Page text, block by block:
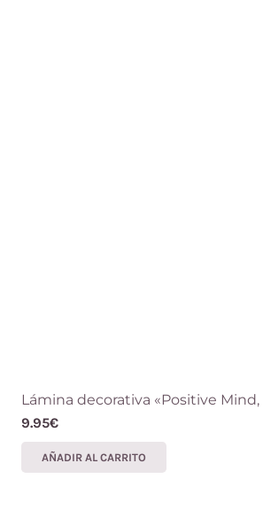
Lámina decorativa «Positive
9.95€
AÑADIR AL CARRITO